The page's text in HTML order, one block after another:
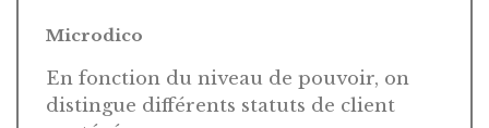
Microdico
En fonction du niveau de pouvoir, on
distingue différents statuts de client